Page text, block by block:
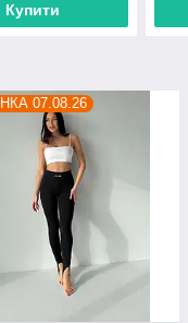
Купити
07.08.26